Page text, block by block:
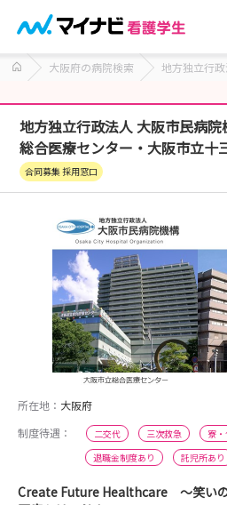
大阪府の病院検索 地方独立行
地方独立行政法人 大阪市民病
総合医療センター・大阪市立十
合同募集 採用窓口
所在地： 大阪府
制度待遇：
二交代 三次救急 寮
退職金制度あり
託児所あり
Create Future Healthcare ～笑い